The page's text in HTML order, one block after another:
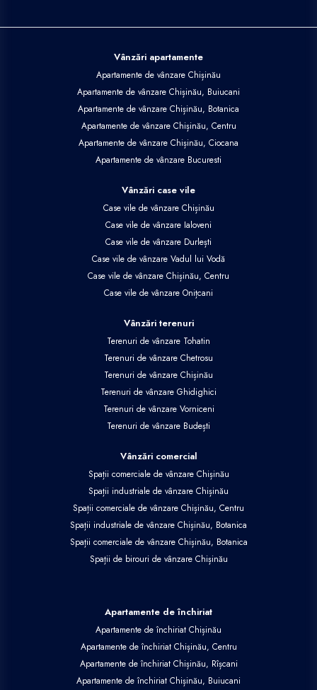
Vânzări apartamente
Apartamente de vânzare Chișinău
Apartamente de vânzare Chișinău, Buiucani
Apartamente de vânzare Chișinău, Botanica
Apartamente de vânzare Chișinău, Centru
Apartamente de vânzare Chișinău, Ciocana
Apartamente de vânzare Bucuresti
Vânzări case vile
Case vile de vânzare Chișinău
Case vile de vânzare Ialoveni
Case vile de vânzare Durlești
Case vile de vânzare Vadul lui Vodă
Case vile de vânzare Chișinău, Centru
Case vile de vânzare Onițcani
Vânzări terenuri
Terenuri de vânzare Tohatin
Terenuri de vânzare Chetrosu
Terenuri de vânzare Chișinău
Terenuri de vânzare Ghidighici
Terenuri de vânzare Vorniceni
Terenuri de vânzare Budești
Vânzări comercial
Spații comerciale de vânzare Chișinău
Spații industriale de vânzare Chișinău
Spații comerciale de vânzare Chișinău, Centru
Spații industriale de vânzare Chișinău, Botanica
Spații comerciale de vânzare Chișinău, Botanica
Spații de birouri de vânzare Chișinău
Apartamente de închiriat
Apartamente de închiriat Chișinău
Apartamente de închiriat Chișinău, Centru
Apartamente de închiriat Chișinău, Rîșcani
Apartamente de închiriat Chișinău, Buiucani